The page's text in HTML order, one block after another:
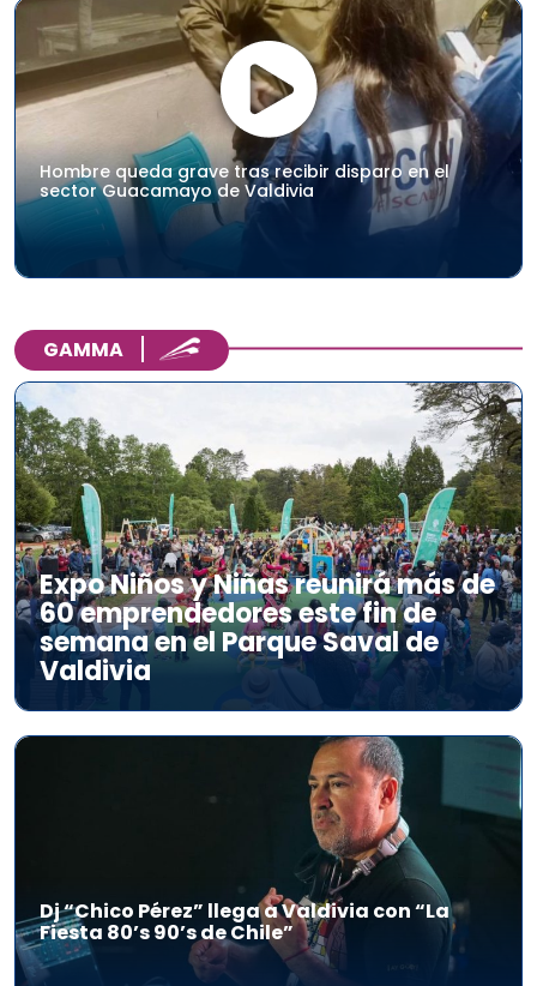
Hombre queda grave tras recibir disparo en el
sector Guacamayo de Valdivia
GAMMA
Expo Niños y Niñas reunirá más de
60 emprendedores este fin de
semana en el Parque Saval de
Valdivia
Dj “Chico Pérez” llega a Valdivia con “La
Fiesta 80’s 90’s de Chile”